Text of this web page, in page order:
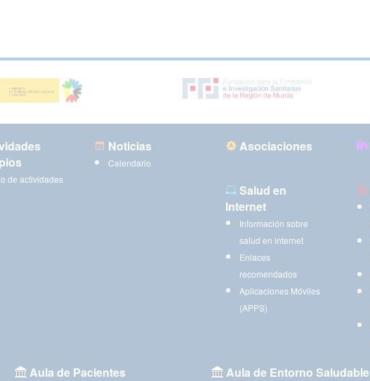
de actividades
Noticias
Calendario
Asociaciones
Salud en
Internet
Información sobre
salud en internet
Enlaces
recomendados
Aplicaciones Móviles
(APPS)
Aula de Pacientes Aula de Entorno Saludable